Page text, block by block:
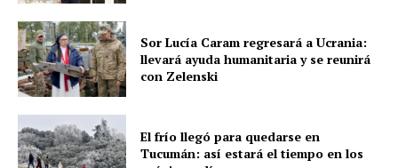
Sor Lucía Caram regresará a Ucrania:
llevará ayuda humanitaria y se reunirá
con Zelenski
El frío llegó para quedarse en
Tucumán: así estará el tiempo en los